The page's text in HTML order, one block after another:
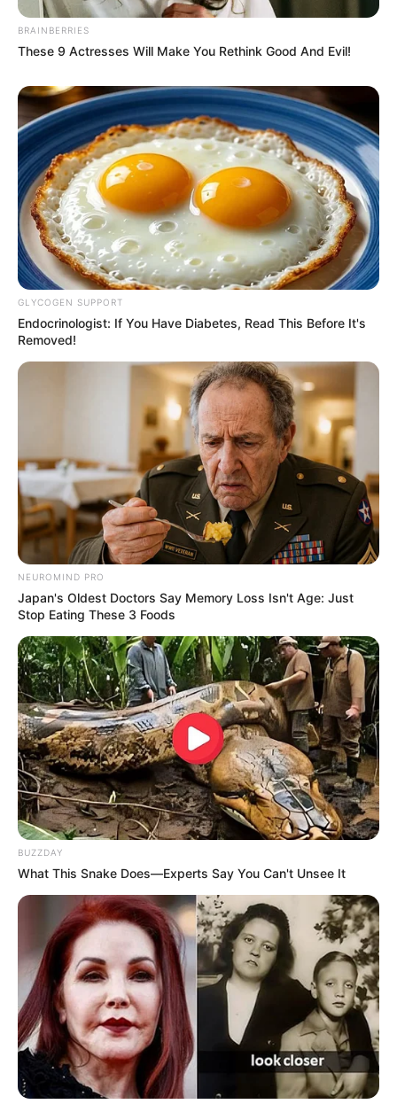
BRAINBERRIES
These 9 Actresses Will Make You Rethink Good And Evil!
GLYCOGEN SUPPORT
Endocrinologist: If You Have Diabetes, Read This Before It's
Removed!
NEUROMIND PRO
Japan's Oldest Doctors Say Memory Loss Isn't Age: Just
Stop Eating These 3 Foods
BUZZDAY
What This Snake Does—Experts Say You Can't Unsee It